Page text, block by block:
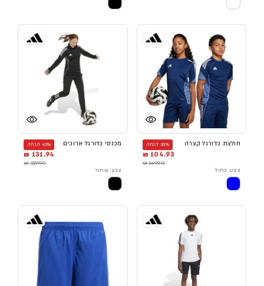
חולצת כדורגל קצרה 30% הנחה
104.93 ₪
149.90 ₪
צבע: כחול
מכנסי כדורגל ארוכים 40% הנחה
131.94 ₪
219.90 ₪
צבע: שחור